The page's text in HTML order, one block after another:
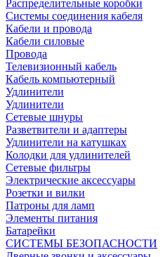
Распределительные коробки
Системы соединения кабеля
Кабели и провода
Кабели силовые
Провода
Телевизионный кабель
Кабель компьютерный
Удлинители
Удлинители
Сетевые шнуры
Разветвители и адаптеры
Удлинители на катушках
Колодки для удлинителей
Сетевые фильтры
Электрические аксессуары
Розетки и вилки
Патроны для ламп
Элементы питания
Батарейки
СИСТЕМЫ БЕЗОПАСНОСТИ